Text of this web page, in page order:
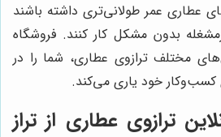
عطاری عمر طولانی‌تری داشته باشند
بدون مشکل کار کنند. فروشگاه
مختلف ترازوی عطاری، شما را در
خود یاری می‌کند.
ترازوی عطاری از تراز